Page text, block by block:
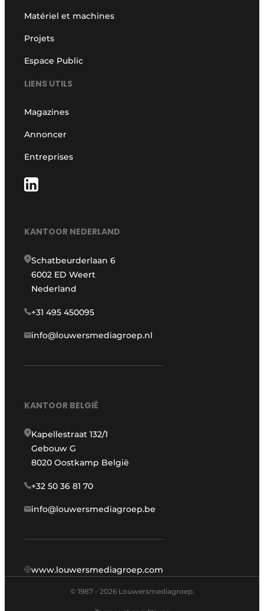
Matériel et machines
Projets
Espace Public
LIENS UTILS
Magazines
Annoncer
Entreprises
KANTOOR NEDERLAND
Schatbeurderlaan 6
6002 ED Weert
Nederland
+31 495 450095
info@louwersmediagroep.nl
KANTOOR BELGIË
Kapellestraat 132/1
Gebouw G
8020 Oostkamp België
+32 50 36 81 70
info@louwersmediagroep.be
www.louwersmediagroep.com
© 1987 - 2026 Louwersmediagroep.